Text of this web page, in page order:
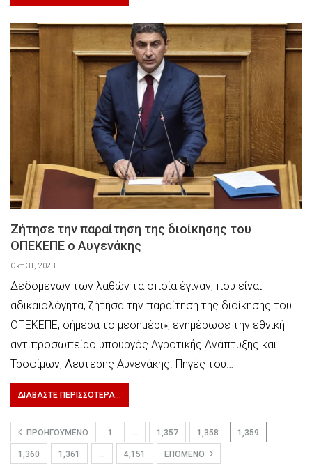
Ζήτησε την παραίτηση της διοίκησης του
ΟΠΕΚΕΠΕ ο Αυγενάκης
Οκτ 31, 2023
Δεδομένων των λαθών τα οποία έγιναν, που είναι
αδικαιολόγητα, ζήτησα την παραίτηση της διοίκησης του
ΟΠΕΚΕΠΕ, σήμερα το μεσημέρι», ενημέρωσε την εθνική
αντιπροσωπείαο υπουργός Αγροτικής Ανάπτυξης και
Τροφίμων, Λευτέρης Αυγενάκης. Πηγές του…
ΔΙΑΒΆΣΤΕ ΠΕΡΙΣΣΌΤΕΡΑ...
ΠΡΟΗΓΟΎΜΕΝΟ 1 … 1,357 1,358 1,359
1,360 1,361 … 4,151 ΕΠΌΜΕΝΟ